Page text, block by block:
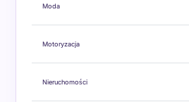
Moda
Motoryzacja
Nieruchomości